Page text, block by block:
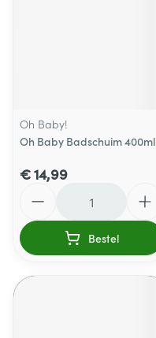
Oh Baby!
Oh Baby Badschuim 400ml
€ 14,99
Bestel